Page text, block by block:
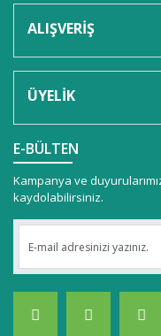
ALIŞVERİŞ
ÜYELİK
E-BÜLTEN
Kampanya ve
kaydolabilirsiniz.